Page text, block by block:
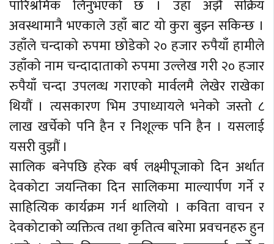
पारिश्रमिक लिनुभएको छ । उहाँ अझै सक्रिय
अवस्थामानै भएकाले उहाँ बाट यो कुरा बुझ्न सकिन्छ ।
उहाँले चन्दाको रुपमा छोडेको २० हजार रुपैयाँ हामीले
उहाँको नाम चन्दादाताको रुपमा उल्लेख गरी २० हजार
रुपैयाँ चन्दा उपलव्ध गराएको मार्वलमै लेखेर राखेका
थियौं । त्यसकारण भिम उपाध्यायले भनेको जस्तो ८
लाख खर्चेको पनि हैन र निशूल्क पनि हैन । यसलाई
यसरी वुझौं ।
सालिक बनेपछि हरेक बर्ष लक्ष्मीपूजाको दिन अर्थात
देवकोटा जयन्तिका दिन सालिकमा माल्यार्पण गर्ने र
साहित्यिक कार्यक्रम गर्न थालियो । कविता वाचन र
देवकोटाको व्यक्तित्व तथा कृतित्व बारेमा प्रवचनहरु हुन